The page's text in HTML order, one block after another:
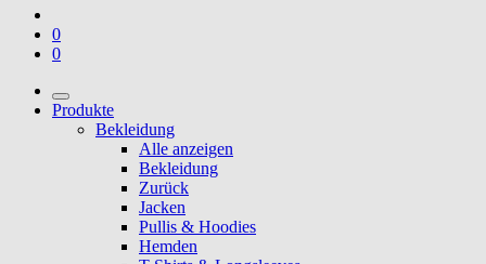
0
0
Produkte
Bekleidung
Alle anzeigen
Bekleidung
Zurück
Jacken
Pullis & Hoodies
Hemden